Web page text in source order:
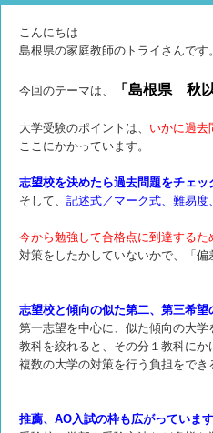
こんにちは
島根県の家庭教師のトライさんです。
今回のテーマは、 「島根県 秋
大学受験のポイントは、 いかに過去
ここにかかっています。
志望校を決めたら過去問題をチェッ
そして、 記述式／マーク式、難易度
今から勉強して合格点に到達する
対策をしたかしていないかで、「
志望校と傾向の似た第二、第三希望
第一志望を中心に、似た傾向の大学
教科を絞れると、その分１教科にか
複数の大学の対策を行う負担をで
推薦、AO入試の枠も広がっています